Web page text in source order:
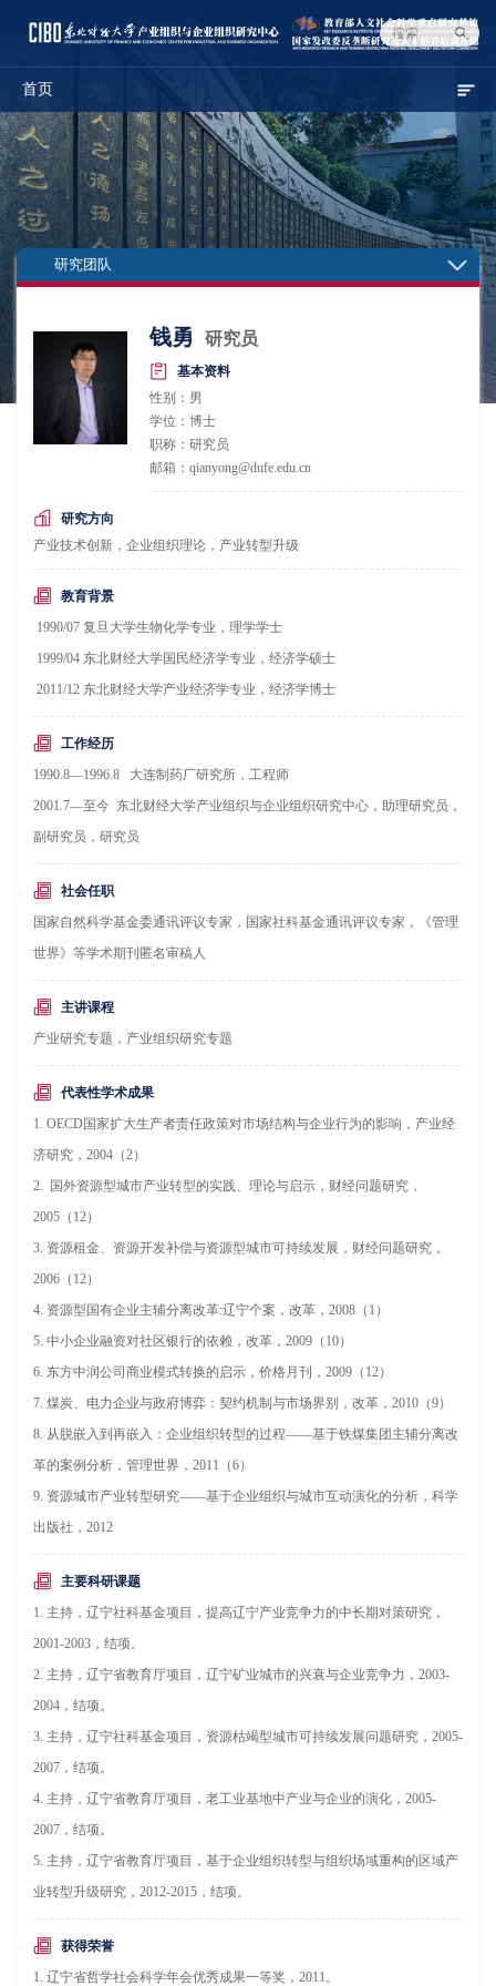
首页
研究团队
钱勇 研究员
基本资料
性别：男
学位：博士
职称：研究员
邮箱：qianyong@dufe.edu.cn
研究方向
产业技术创新，企业组织理论，产业转型升级
教育背景
1990/07 复旦大学生物化学专业，理学学士
1999/04 东北财经大学国民经济学专业，经济学硕士
2011/12 东北财经大学产业经济学专业，经济学博士
工作经历
1990.8—1996.8 大连制药厂研究所，工程师
2001.7—至今 东北财经大学产业组织与企业组织研究中心，助理研究员，
副研究员，研究员
社会任职
国家自然科学基金委通讯评议专家，国家社科基金通讯评议专家，《管理
世界》等学术期刊匿名审稿人
主讲课程
产业研究专题，产业组织研究专题
代表性学术成果
1. OECD国家扩大生产者责任政策对市场结构与企业行为的影响，产业经
济研究，2004（2）
2. 国外资源型城市产业转型的实践、理论与启示，财经问题研究，
2005（12）
3. 资源租金、资源开发补偿与资源型城市可持续发展，财经问题研究，
2006（12）
4. 资源型国有企业主辅分离改革:辽宁个案，改革，2008（1）
5. 中小企业融资对社区银行的依赖，改革，2009（10）
6. 东方中润公司商业模式转换的启示，价格月刊，2009（12）
7. 煤炭、电力企业与政府博弈：契约机制与市场界别，改革，2010（9）
8. 从脱嵌入到再嵌入：企业组织转型的过程——基于铁煤集团主辅分离改
革的案例分析，管理世界，2011（6）
9. 资源城市产业转型研究——基于企业组织与城市互动演化的分析，科学
出版社，2012
主要科研课题
1. 主持，辽宁社科基金项目，提高辽宁产业竞争力的中长期对策研究，
2001-2003，结项。
2. 主持，辽宁省教育厅项目，辽宁矿业城市的兴衰与企业竞争力，2003-
2004，结项。
3. 主持，辽宁社科基金项目，资源枯竭型城市可持续发展问题研究，2005-
2007，结项。
4. 主持，辽宁省教育厅项目，老工业基地中产业与企业的演化，2005-
2007，结项。
5. 主持，辽宁省教育厅项目，基于企业组织转型与组织场域重构的区域产
业转型升级研究，2012-2015，结项。
获得荣誉
1. 辽宁省哲学社会科学年会优秀成果一等奖，2011。